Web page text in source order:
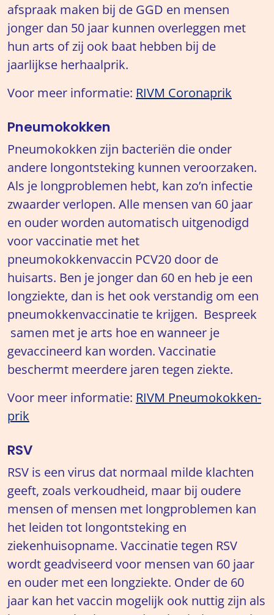
afspraak maken bij de GGD en mensen
jonger dan 50 jaar kunnen overleggen met
hun arts of zij ook baat hebben bij de
jaarlijkse herhaalprik.
Voor meer informatie: RIVM Coronaprik
Pneumokokken
Pneumokokken zijn bacteriën die onder
andere longontsteking kunnen veroorzaken.
Als je longproblemen hebt, kan zo’n infectie
zwaarder verlopen. Alle mensen van 60 jaar
en ouder worden automatisch uitgenodigd
voor vaccinatie met het
pneumokokkenvaccin PCV20 door de
huisarts. Ben je jonger dan 60 en heb je een
longziekte, dan is het ook verstandig om een
pneumokkenvaccinatie te krijgen. Bespreek
samen met je arts hoe en wanneer je
gevaccineerd kan worden. Vaccinatie
beschermt meerdere jaren tegen ziekte.
Voor meer informatie: RIVM Pneumokokken-
prik
RSV
RSV is een virus dat normaal milde klachten
geeft, zoals verkoudheid, maar bij oudere
mensen of mensen met longproblemen kan
het leiden tot longontsteking en
ziekenhuisopname. Vaccinatie tegen RSV
wordt geadviseerd voor mensen van 60 jaar
en ouder met een longziekte. Onder de 60
jaar kan het vaccin mogelijk ook nuttig zijn als